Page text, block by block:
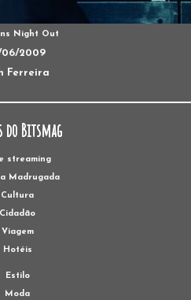
Night Out
06/2009
Ferreira
do Bitsmag
streaming
Madrugada
Cultura
Cidadão
Viagem
Hotéis
Estilo
Moda